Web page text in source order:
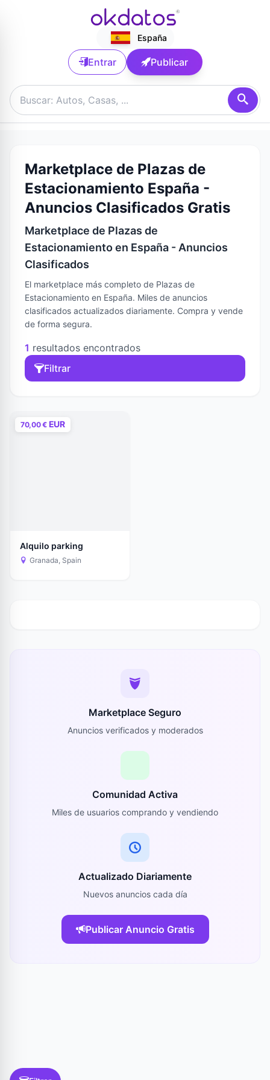
España
Entrar Publicar
Marketplace de Plazas de
Estacionamiento España -
Anuncios Clasificados Gratis
Marketplace de Plazas de
Estacionamiento en España - Anuncios
Clasificados
El marketplace más completo de Plazas de
Estacionamiento en España. Miles de anuncios
clasificados actualizados diariamente. Compra y vende
de forma segura.
1 resultados encontrados
Filtrar
70,00 € EUR
Alquilo parking
Granada, Spain
Marketplace Seguro
Anuncios verificados y moderados
Comunidad Activa
Miles de usuarios comprando y vendiendo
Actualizado Diariamente
Nuevos anuncios cada día
Publicar Anuncio Gratis